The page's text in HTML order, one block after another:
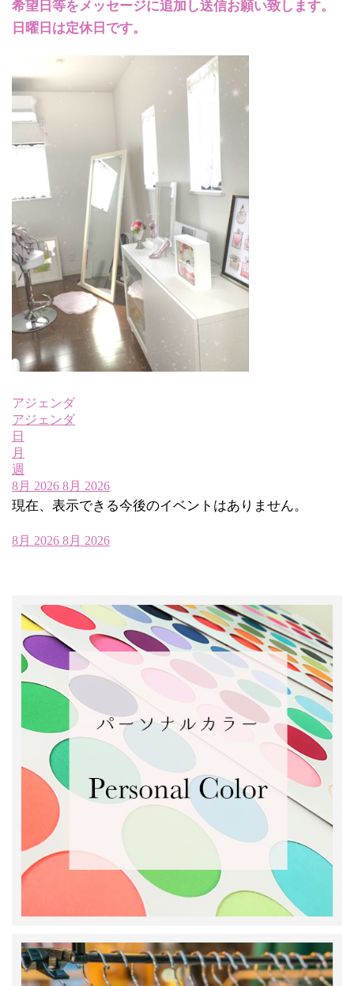
希望日等をメッセージに追加し送信お願い致します。
日曜日は定休日です。
アジェンダ
アジェンダ
日
月
週
8月 2026 8月 2026
現在、表示できる今後のイベントはありません。
8月 2026 8月 2026